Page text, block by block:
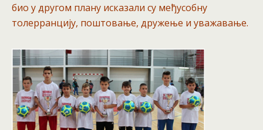
био у другом плану исказали су међусобну
толерранцију, поштовање, дружење и уважавање.